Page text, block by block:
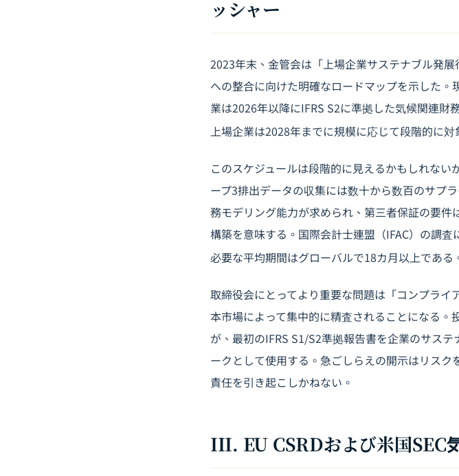
ッシャー
2023年末、金管会は「上場企業サステナブル発
への整合に向けた明確なロードマップを示した
業は2026年以降にIFRS S2に準拠した気候関連
上場企業は2028年までに規模に応じて段階的に対
このスケジュールは段階的に見えるかもしれな
ープ3排出データの収集には数十から数百のサプ
務モデリング能力が求められ、第三者保証の要
構築を意味する。国際会計士連盟（IFAC）の調
必要な平均期間はグローバルで18カ月以上である
取締役会にとってより重要な問題は「コンプラ
本市場によって集中的に精査されることになる。
が、最初のIFRS S1/S2準拠報告書を企業のサス
ークとして使用する。急ごしらえの開示はリス
責任を引き起こしかねない。
III. EU CSRDおよび米国SEC